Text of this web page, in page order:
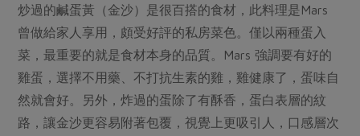
家庭清潔 織品
日用品 圖書禮品
防災用品
最新產品
主題食譜
異國料理
養身食補
節慶大餐
把最好的台灣味帶回家！
生活者e週報
綠主張月刊
典藏閱覽室
選舉專區
最新消息
媒體報導
炒過的鹹蛋黃（金沙）是很百搭的食材，此料理是Mars
曾做給家人享用，頗受好評的私房菜色。僅以兩種蛋入
菜，最重要的就是食材本身的品質。Mars 強調要有好的
雞蛋，選擇不用藥、不打抗生素的雞，雞健康了，蛋味自
然就會好。另外，炸過的蛋除了有酥香，蛋白表層的紋
路，讓金沙更容易附著包覆，視覺上更吸引人，口感層次